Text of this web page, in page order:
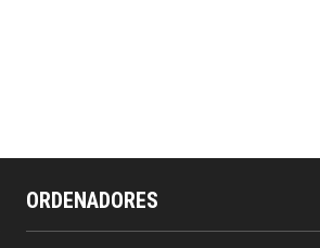
ORDENADORES